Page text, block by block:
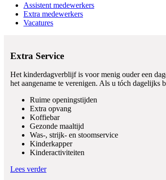
Assistent medewerkers
Extra medewerkers
Vacatures
Extra Service
Het kinderdagverblijf is voor menig ouder een
het aangename te verenigen. Als u tóch
Ruime openingstijden
Extra opvang
Koffiebar
Gezonde maaltijd
Was-, strijk- en stoomservice
Kinderkapper
Kinderactiviteiten
Lees verder